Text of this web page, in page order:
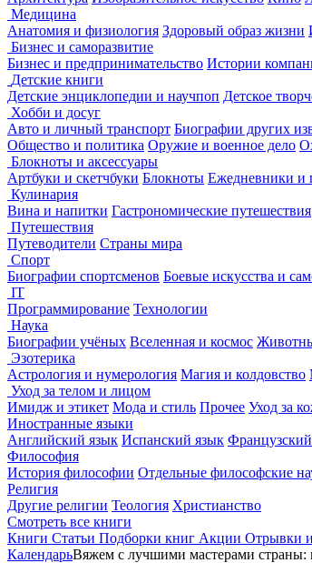
Медицина
Анатомия и физиология Здоровый образ жизни
Бизнес и саморазвитие
Бизнес и предпринимательство Истории
Детские книги
Детские энциклопедии и научпоп Детское
Хобби и досуг
Авто и личный транспорт Биографии других
Общество и политика Оружие и военное дело
Блокноты и аксессуары
Артбуки и скетчбуки Блокноты Ежедневники и
Кулинария
Вина и напитки Гастрономические путешествия
Путешествия
Путеводители Страны мира
Спорт
Биографии спортсменов Боевые искусства и
IT
Программирование Технологии
Наука
Биографии учёных Вселенная и космос
Эзотерика
Астрология и нумерология Магия и колдовство
Уход за телом и лицом
Имидж и этикет Мода и стиль Прочее Уход за
Иностранные языки
Английский язык Испанский язык
Философия
История философии Отдельные философские
Религия
Другие религии Теология Христианство
Смотреть все книги
Книги Статьи Подборки книг Акции Отрывки
КалендарьВяжем с лучшими мастерами страны: